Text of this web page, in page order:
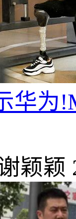
华为
颖颖